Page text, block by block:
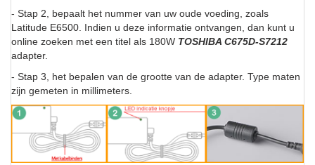
- Stap 2, bepaalt het nummer van uw oude voeding, zoals
Latitude E6500. Indien u deze informatie ontvangen, dan kunt u
online zoeken met een titel als 180W TOSHIBA C675D-S7212
adapter.
- Stap 3, het bepalen van de grootte van de adapter. Type maten
zijn gemeten in millimeters.